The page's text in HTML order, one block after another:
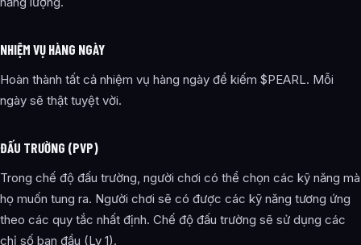
NHIỆM VỤ HÀNG NGÀY
Hoàn thành tất cả nhiệm vụ hàng ngày để kiếm $PEARL. Mỗi
ngày sẽ thật tuyệt vời.
ĐẤU TRƯỜNG (PVP)
Trong chế độ đấu trường, người chơi có thể chọn các kỹ năng mà
họ muốn tung ra. Người chơi sẽ có được các kỹ năng tương ứng
theo các quy tắc nhất định. Chế độ đấu trường sẽ sử dụng các
chỉ số ban đầu (Lv 1).